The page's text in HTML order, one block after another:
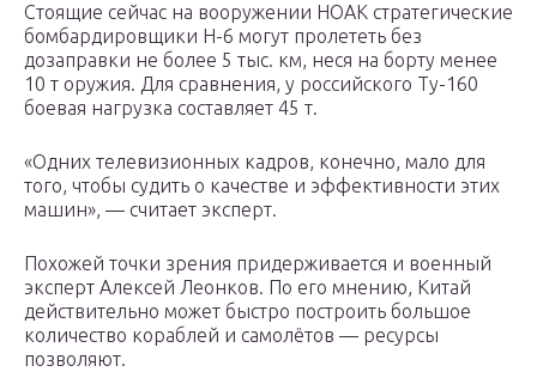
Стоящие сейчас на вооружении НОАК стратегические
бомбардировщики Н-6 могут пролететь без
дозаправки не более 5 тыс. км, неся на борту менее
10 т оружия. Для сравнения, у российского Ту-160
боевая нагрузка составляет 45 т.
«Одних телевизионных кадров, конечно, мало для
того, чтобы судить о качестве и эффективности этих
машин», — считает эксперт.
Похожей точки зрения придерживается и военный
эксперт Алексей Леонков. По его мнению, Китай
действительно может быстро построить большое
количество кораблей и самолётов — ресурсы
позволяют.